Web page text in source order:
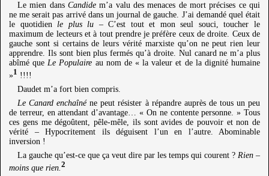
Le mien dans Candide m’a valu des menaces de mort précises ce qui
ne me serait pas arrivé dans un journal de gauche. J’ai demandé quel était
le quotidienle plus lu – C’est tout et mon seul souci, toucher le
maximum de lecteurs et à tout prendre je préfère ceux de droite. Ceux de
gauche sont si certains de leurs vérité marxiste qu’on ne peut rien leur
apprendre. Ils sont bien plus fermés qu’à droite. Nul canard ne m’a plus
abîmé queLe Populaire au nom de « la valeur et de la dignité humaine
»1 !!!!
Daudet m’a fort bien compris.
Le Canard enchaînéne peut résister à répandre auprès de tous un peu
de terreur, en attendant d’avantage… « On ne contente personne. » Tous
ces gens me dégoûtent, pêle-mêle, ils sont avides de pouvoir et non de
vérité – Hypocritement ils déguisent l’un en l’autre. Abominable
inversion !
La gauche qu’est-ce que ça veut dire par les temps qui courent ? Rien –
moins que rien. 2